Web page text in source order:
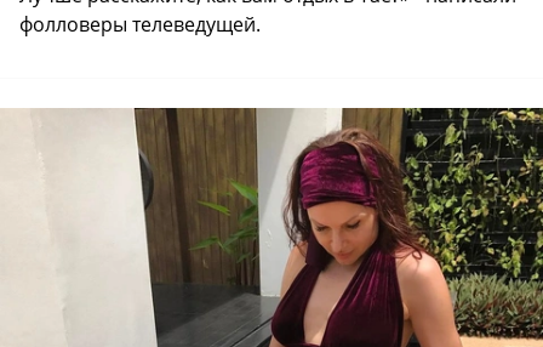
фолловеры телеведущей.